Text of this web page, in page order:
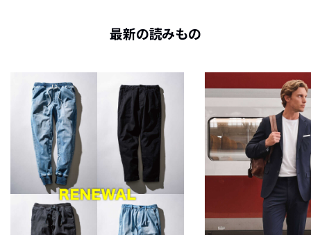
最新の読みもの